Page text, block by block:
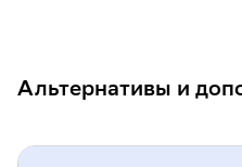
при наличии
Альтернативы и